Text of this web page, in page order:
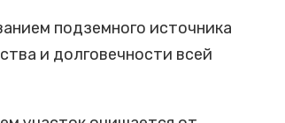
подземного источника
и долговечности всей